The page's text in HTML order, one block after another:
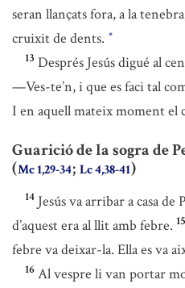
seran llançats fora, a la
cruixit de dents. *
13 Després Jesús digué al
—Ves-te’n, i que es faci tal
I en aquell mateix moment el
Guarició de la sogra de
(Mc 1,29-34; Lc 4,38-41)
14 Jesús va arribar a casa de
d’aquest era al llit amb febre. 15
febre va deixar-la. Ella es va
16 Al vespre li van portar